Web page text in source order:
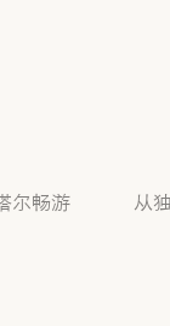
尔畅游
从